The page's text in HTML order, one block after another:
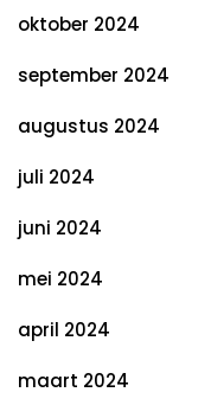
oktober 2024
september 2024
augustus 2024
juli 2024
juni 2024
mei 2024
april 2024
maart 2024